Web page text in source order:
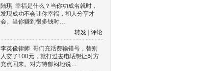
陆琪 幸福是什么？当你功成名就时，
发现成功不会让你幸福，和人分享才
会。当你赚到很多钱时…
转发
评论
李英俊律师 哥们充话费输错号，替别
人交了100元，就打过去电话想让对方
充点回来。对方特郁闷地说…